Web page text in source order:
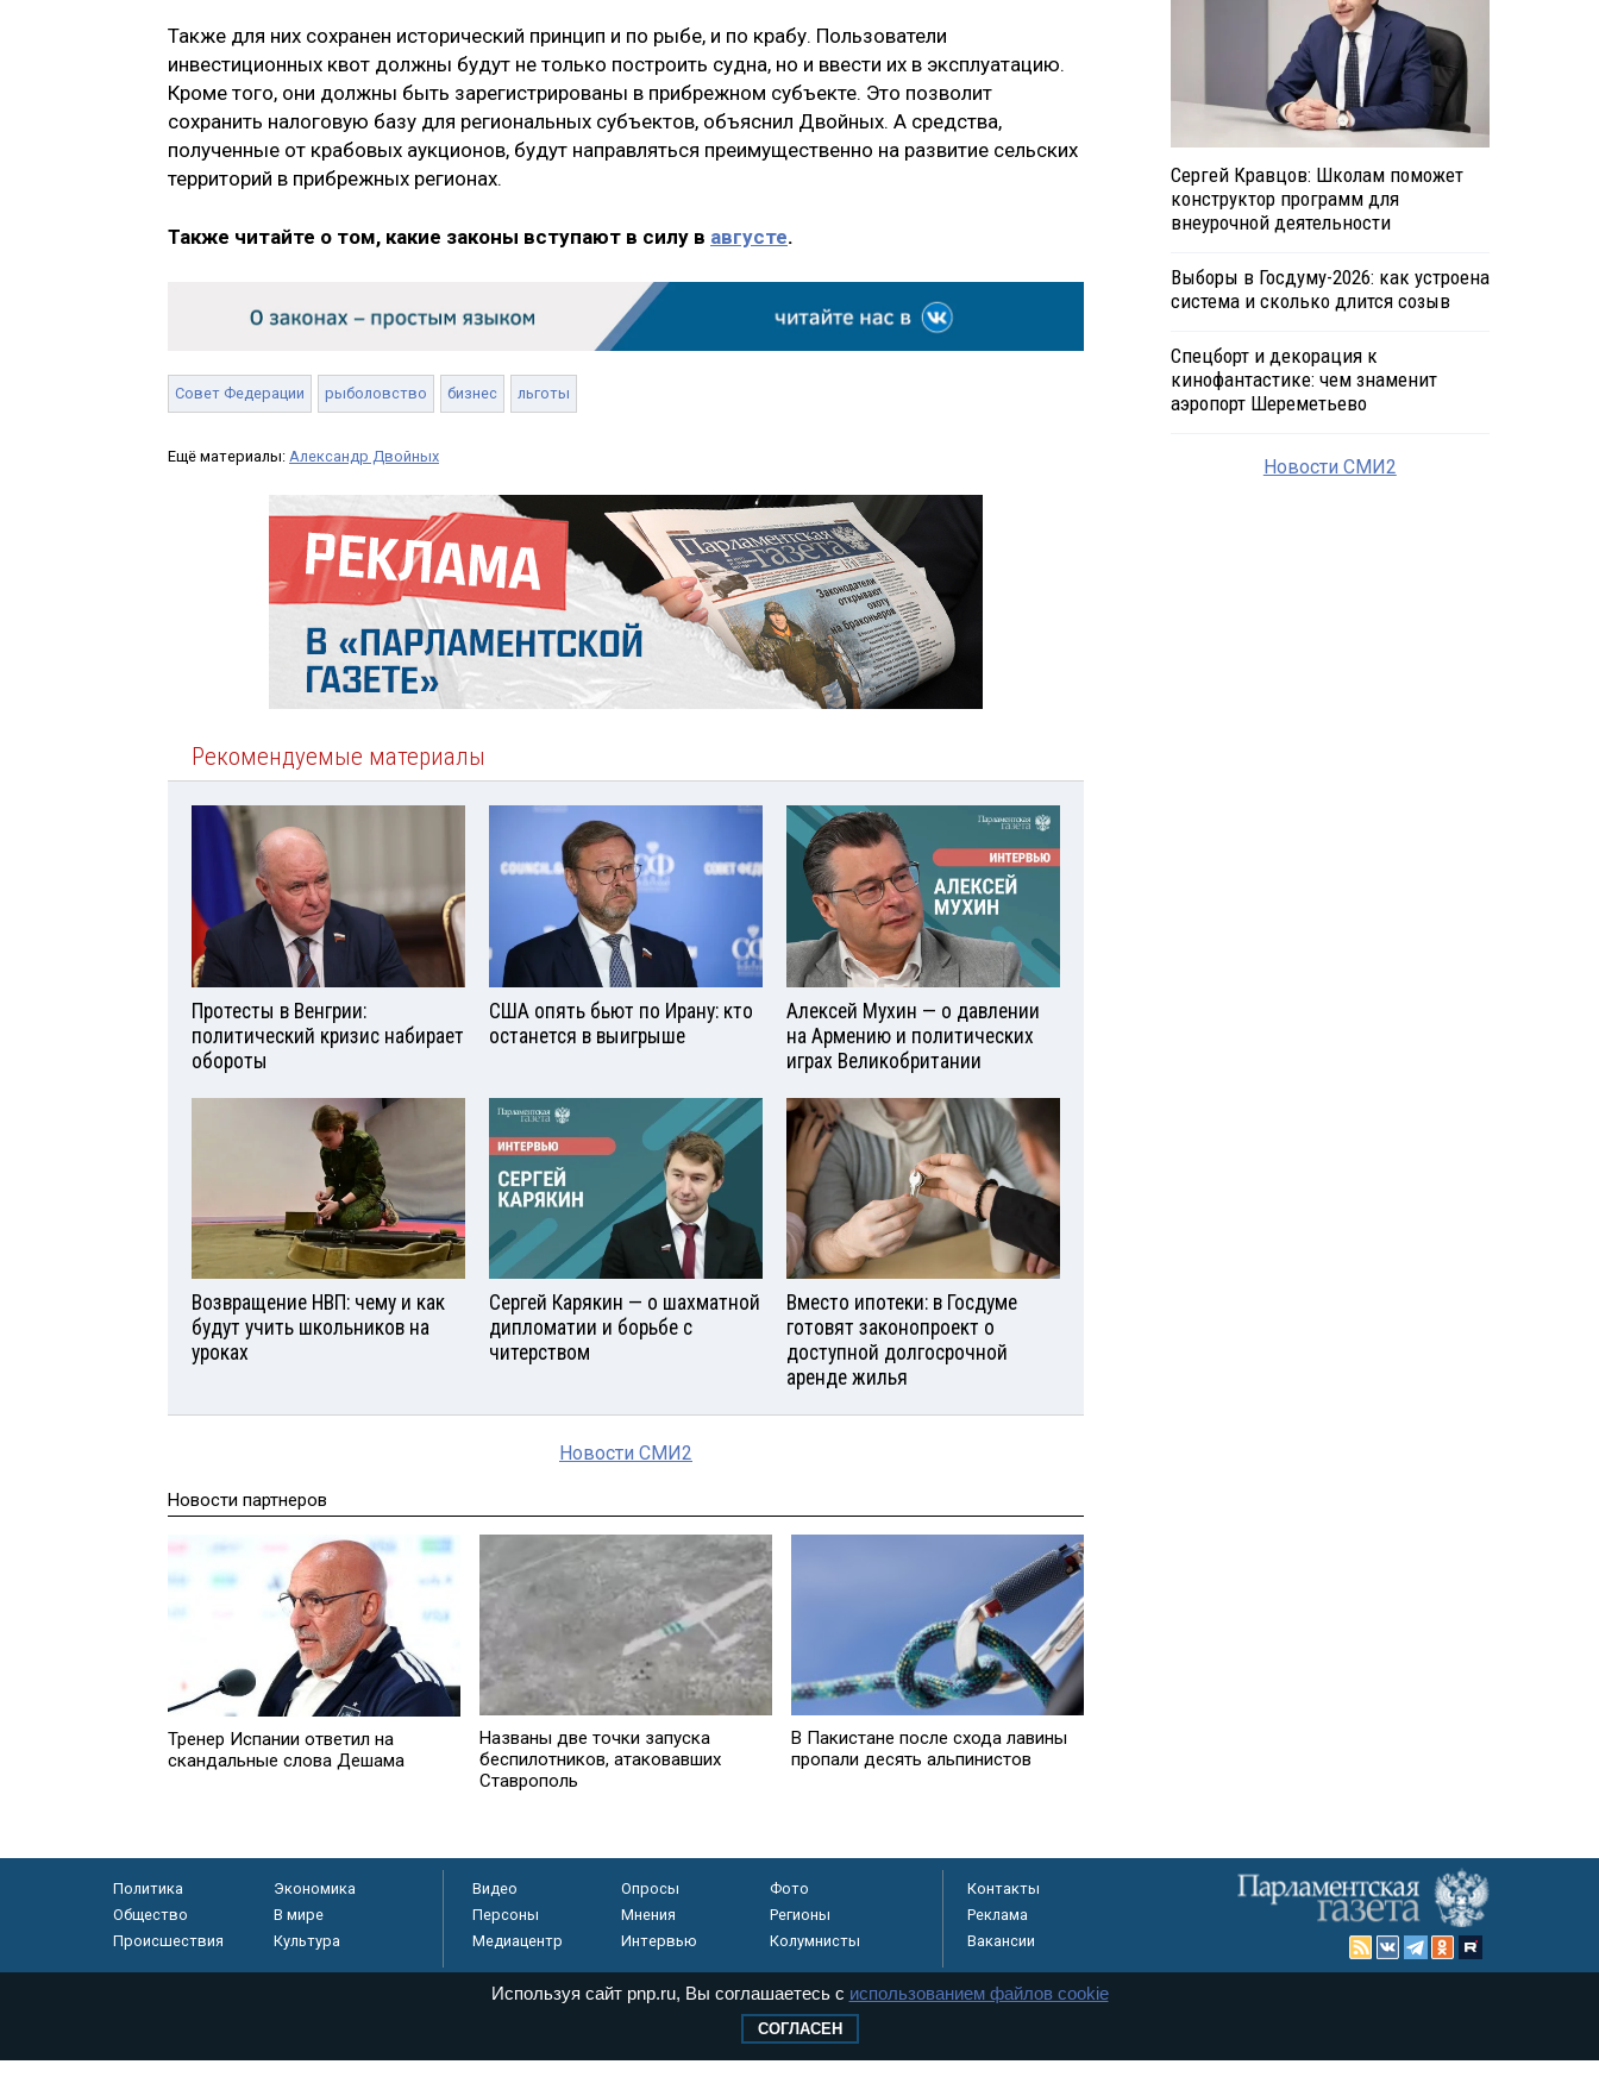
Также для них сохранен исторический принцип и по рыбе, и по крабу. Пользователи
инвестиционных квот должны будут не только построить судна, но и ввести их в эксплуатацию.
Кроме того, они должны быть зарегистрированы в прибрежном субъекте. Это позволит
сохранить налоговую базу для региональных субъектов, объяснил Двойных. А средства,
полученные от крабовых аукционов, будут направляться преимущественно на развитие сельских
территорий в прибрежных регионах.
Также читайте о том, какие законы вступают в силу в августе.
Совет Федерации рыболовство бизнес льготы
Ещё материалы: Александр Двойных
Рекомендуемые материалы
Протесты в Венгрии:
политический кризис набирает
обороты
США опять бьют по Ирану: кто
останется в выигрыше
Алексей Мухин — о давлении
на Армению и политических
играх Великобритании
Возвращение НВП: чему и как
будут учить школьников на
уроках
Сергей Карякин — о шахматной
дипломатии и борьбе с
читерством
Вместо ипотеки: в Госдуме
готовят законопроект о
доступной долгосрочной
аренде жилья
Новости СМИ2
Новости партнеров
Тренер Испании ответил на
скандальные слова Дешама
Названы две точки запуска
беспилотников, атаковавших
Ставрополь
В Пакистане после схода лавины
пропали десять альпинистов
Сергей Кравцов: Школам поможет
конструктор программ для
внеурочной деятельности
Выборы в Госдуму-2026: как устроена
система и сколько длится созыв
Спецборт и декорация к
кинофантастике: чем знаменит
аэропорт Шереметьево
Новости СМИ2
Политика
Экономика
Общество
В мире
Происшествия
Культура
Видео Опросы
Фото
Персоны
Мнения
Регионы
Медиацентр
Интервью Колумнисты
Контакты
Реклама
Вакансии
Федеральной службе по надзору в сфере связи, информационных технологий и
Используя сайт pnp.ru, Вы соглашаетесь с использованием файлов cookie
СОГЛАСЕН